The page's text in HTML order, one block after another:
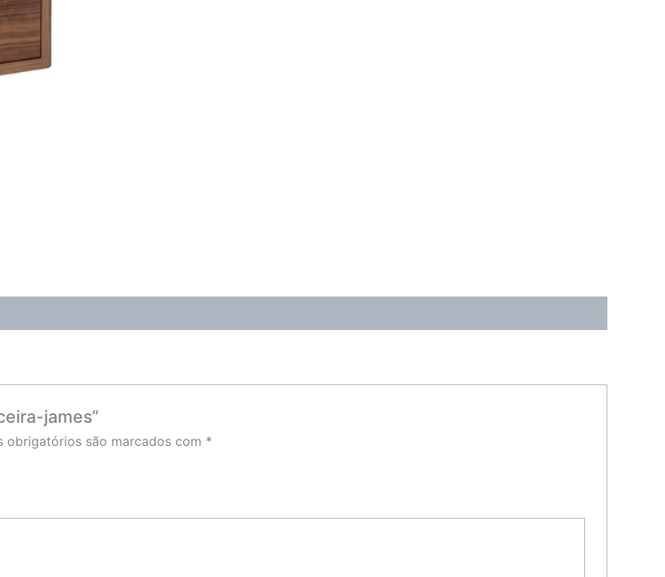
james”
obrigatórios são marcados com *